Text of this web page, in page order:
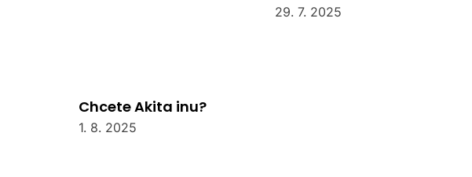
Chcete Akita inu?
1. 8. 2025
29. 7. 2025